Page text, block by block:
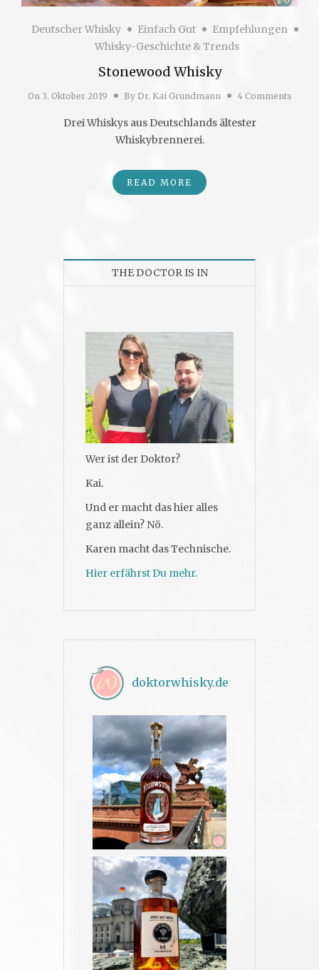
Deutscher Whisky Einfach Gut
Empfehlungen
Whisky-Geschichte & Trends
Stonewood Whisky
On 3. Oktober 2019 By Dr. Kai Grundmann 4 Comments
Drei Whiskys aus Deutschlands ältester
Whiskybrennerei.
READ MORE
THE DOCTOR IS IN
Wer ist der Doktor?
Kai.
Und er macht das hier alles
ganz allein? Nö.
Karen macht das Technische.
Hier erfährst Du mehr.
doktorwhisky.de